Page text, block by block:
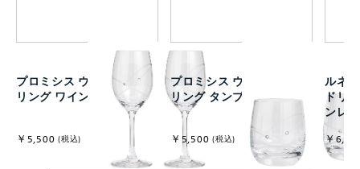
プロミシス ウィズ ディス
リング ワイン ペア
￥5,500 (税込)
プロミシス ウィズ ディス
リング タンブラー ペア
￥5,500 (税込)
ルネ
ドリ
ンレ
￥